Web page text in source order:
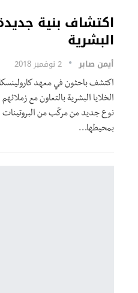
اكتشاف بنية
البشرية
أيمن صابر 2 نوفمبر 2018
اكتشف باحثون في معهد
الخلايا البشرية بالتعاون مع
نوع جديد من مركّب من البروتينات
بمحيطها…